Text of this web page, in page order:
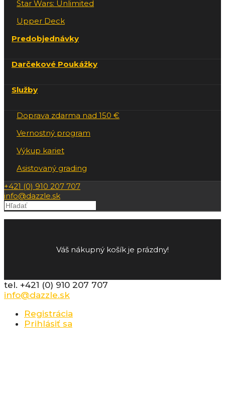
Star Wars: Unlimited
Upper Deck
Predobjednávky
Darčekové Poukážky
Služby
Doprava zdarma nad 150 €
Vernostný program
Výkup kariet
Asistovaný grading
+421 (0) 910 207 707
info@dazzle.sk
Váš nákupný košík je prázdny!
tel. +421 (0) 910 207 707
info@dazzle.sk
Registrácia
Prihlásiť sa